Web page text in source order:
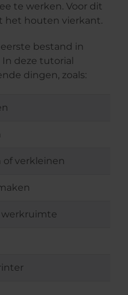
te werken. Voor dit
het houten vierkant.
bestand in
deze tutorial
dingen, zoals:
verkleinen
werkruimte